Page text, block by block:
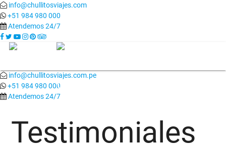
info@chullitosviajes.com
+51 984 980 000
Atendemos 24/7
info@chullitosviajes.com.pe
+51 984 980 000
Atendemos 24/7
Testimoniales